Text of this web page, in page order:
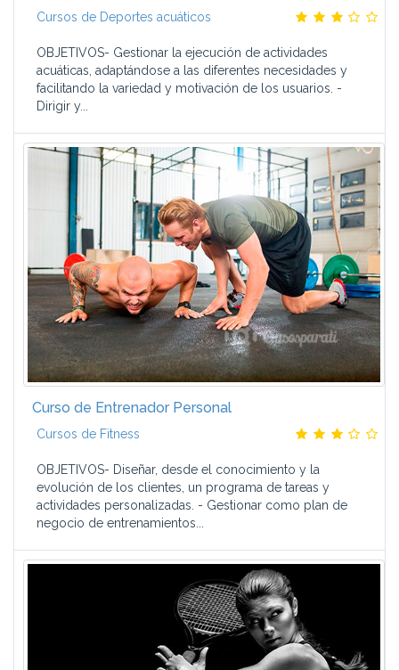
Cursos de Deportes acuáticos
OBJETIVOS- Gestionar la ejecución de actividades
acuáticas, adaptándose a las diferentes necesidades y
facilitando la variedad y motivación de los usuarios. -
Dirigir y...
Curso de Entrenador Personal
Cursos de Fitness
OBJETIVOS- Diseñar, desde el conocimiento y la
evolución de los clientes, un programa de tareas y
actividades personalizadas. - Gestionar como plan de
negocio de entrenamientos...